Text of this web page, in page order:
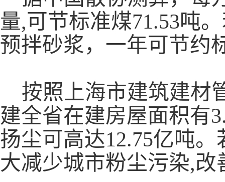
量,可节标准煤71.53吨
预拌砂浆，一年可节约
按照上海市建筑建材
建全省在建房屋面积有
扬尘可高达12.75亿吨
大减少城市粉尘污染,改